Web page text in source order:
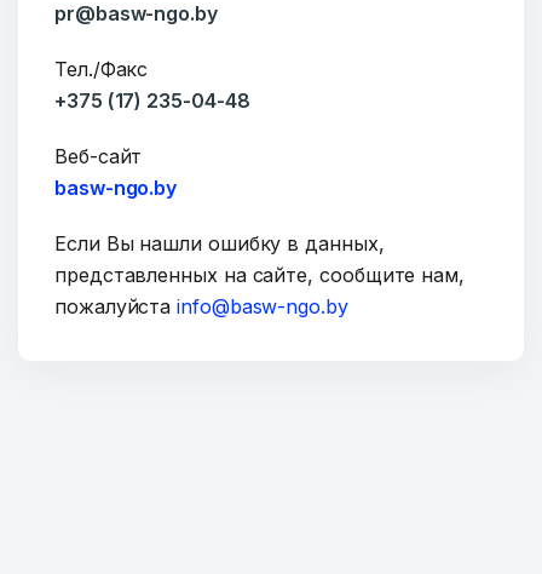
Сообщение
pr@basw-ngo.by
Тел./Факс
+375 (17) 235-04-48
Веб-сайт
basw-ngo.by
Если Вы нашли ошибку в данных,
представленных на сайте, сообщите нам,
пожалуйстаinfo@basw-ngo.by